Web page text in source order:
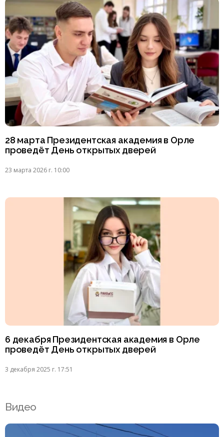
28 марта Президентская академия в Орле
проведёт День открытых дверей
23 марта 2026 г. 10:00
6 декабря Президентская академия в Орле
проведёт День открытых дверей
3 декабря 2025 г. 17:51
Видео